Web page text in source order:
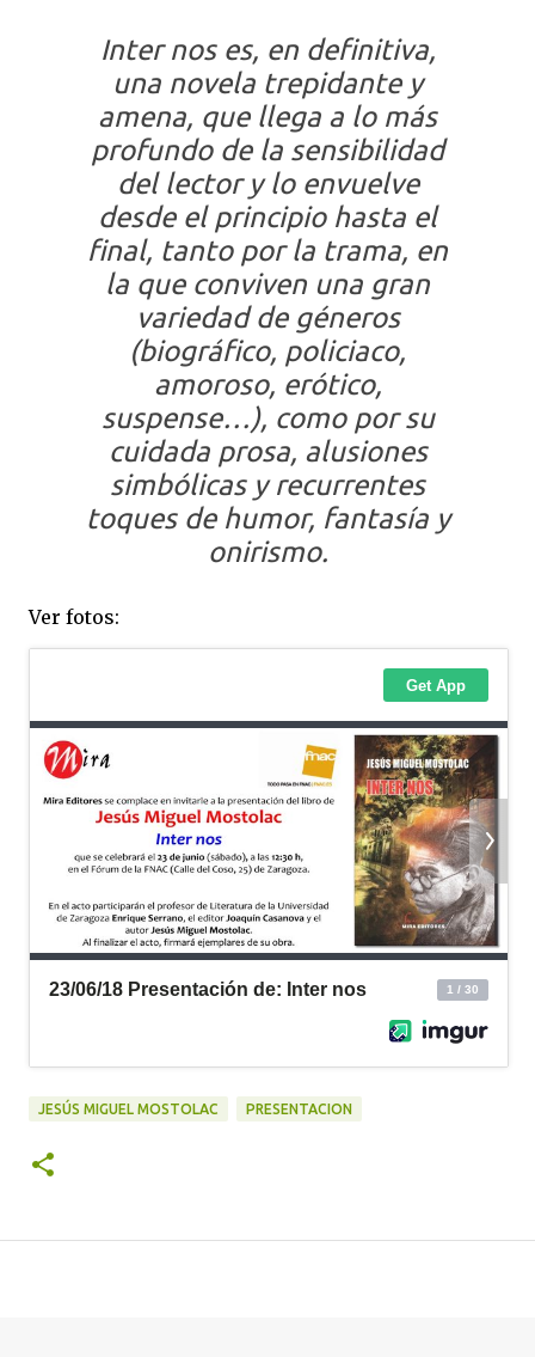
Inter noses, en definitiva,
una novela trepidante y
amena, que llega a lo más
profundo de la sensibilidad
del lector y lo envuelve
desde el principio hasta el
final, tanto por la trama, en
la que conviven una gran
variedad de géneros
(biográfico, policiaco,
amoroso, erótico,
suspense…), como por su
cuidada prosa, alusiones
simbólicas y recurrentes
toques de humor, fantasía y
onirismo.
Ver fotos:
JESÚS MIGUEL MOSTOLAC PRESENTACION